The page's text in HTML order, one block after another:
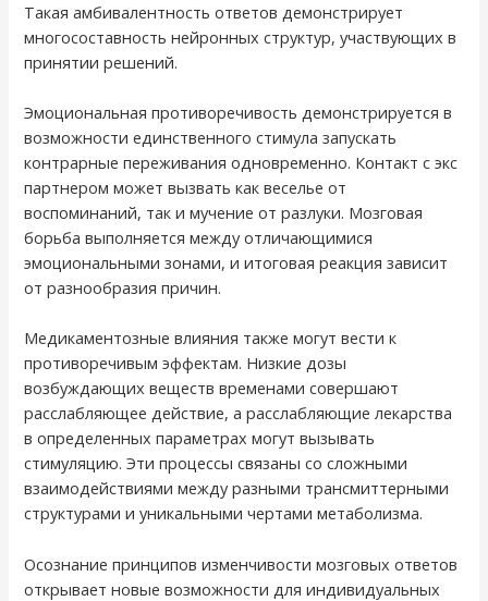
Такая амбивалентность ответов демонстрирует
многосоставность нейронных структур, участвующих в
принятии решений.
Эмоциональная противоречивость демонстрируется в
возможности единственного стимула запускать
контрарные переживания одновременно. Контакт с экс
партнером может вызвать как веселье от
воспоминаний, так и мучение от разлуки. Мозговая
борьба выполняется между отличающимися
эмоциональными зонами, и итоговая реакция зависит
от разнообразия причин.
Медикаментозные влияния также могут вести к
противоречивым эффектам. Низкие дозы
возбуждающих веществ временами совершают
расслабляющее действие, а расслабляющие лекарства
в определенных параметрах могут вызывать
стимуляцию. Эти процессы связаны со сложными
взаимодействиями между разными трансмиттерными
структурами и уникальными чертами метаболизма.
Осознание принципов изменчивости мозговых ответов
открывает новые возможности для индивидуальных